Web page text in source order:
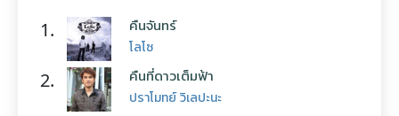
1. คืนจันทร์
โลโซ
2. คืนที่ดาวเต็มฟ้า
ปราโมทย์ วิเลปะนะ